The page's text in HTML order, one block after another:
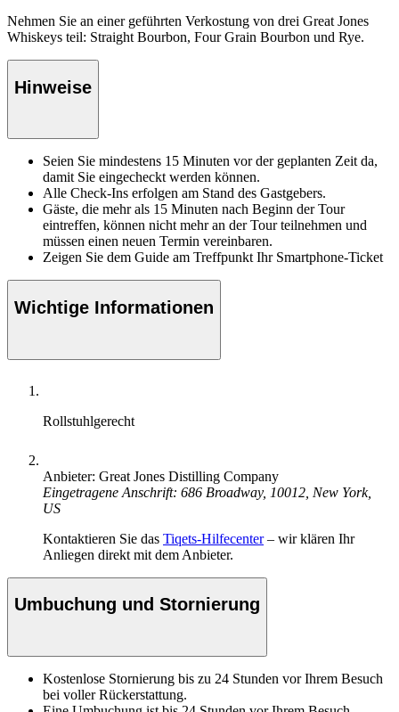
Nehmen Sie an einer geführten Verkostung von drei Great Jones
Whiskeys teil: Straight Bourbon, Four Grain Bourbon und Rye.
Hinweise
Seien Sie mindestens 15 Minuten vor der geplanten Zeit da,
damit Sie eingecheckt werden können.
Alle Check-Ins erfolgen am Stand des Gastgebers.
Gäste, die mehr als 15 Minuten nach Beginn der Tour
eintreffen, können nicht mehr an der Tour teilnehmen und
müssen einen neuen Termin vereinbaren.
Zeigen Sie dem Guide am Treffpunkt Ihr Smartphone-Ticket
Wichtige Informationen
Rollstuhlgerecht
Anbieter: Great Jones Distilling Company
Eingetragene Anschrift: 686 Broadway, 10012, New York,
US
Kontaktieren Sie das Tiqets-Hilfecenter– wir klären Ihr
Anliegen direkt mit dem Anbieter.
Umbuchung und Stornierung
Kostenlose Stornierung bis zu 24 Stunden vor Ihrem Besuch
bei voller Rückerstattung.